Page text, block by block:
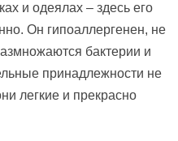
и одеялах – здесь его
Он гипоаллергенен, не
бактерии и
принадлежности не
легкие и прекрасно